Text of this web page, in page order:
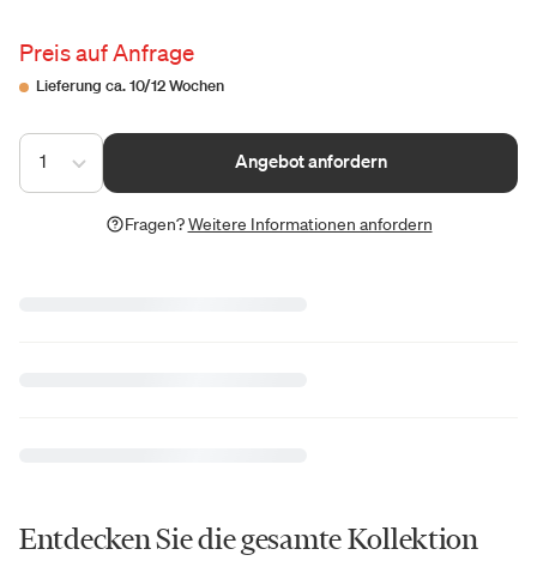
Preis auf Anfrage
Lieferung ca. 10/12 Wochen
1 Angebot anfordern
Fragen?Weitere Informationen anfordern
Entdecken Sie die gesamte Kollektion